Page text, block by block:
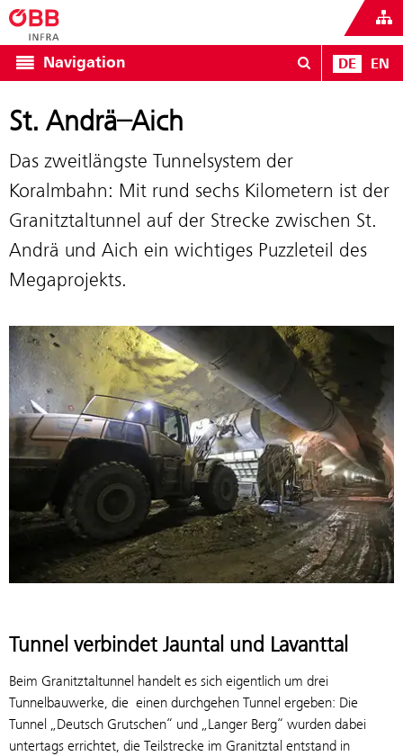
Navigation DE EN
St. Andrä–Aich
Das zweitlängste Tunnelsystem der
Koralmbahn: Mit rund sechs Kilometern ist der
Granitztaltunnel auf der Strecke zwischen St.
Andrä und Aich ein wichtiges Puzzleteil des
Megaprojekts.
Tunnel verbindet Jauntal und Lavanttal
Beim Granitztaltunnel handelt es sich eigentlich um drei
Tunnelbauwerke, die einen durchgehen Tunnel ergeben: Die
Tunnel „Deutsch Grutschen“ und „Langer Berg“ wurden dabei
untertags errichtet, die Teilstrecke im Granitztal entstand in